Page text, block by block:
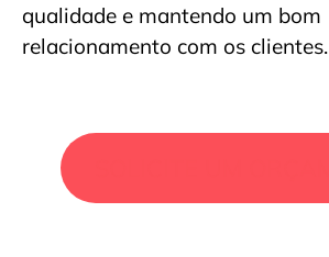
qualidade e mantendo um bom
relacionamento com os clientes.